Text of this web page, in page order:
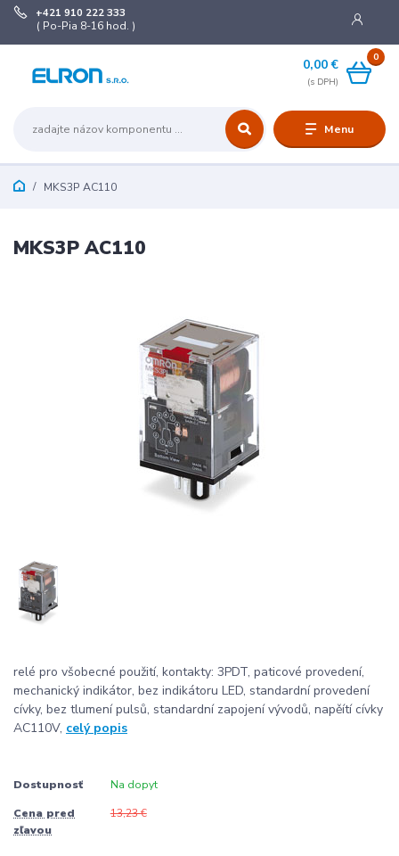
Menu
+421 910 222 333
( Po-Pia 8-16 hod. )
0
0,00 €
MKS3P AC110
MKS3P AC110
relé pro všobecné použití, kontakty: 3PDT, paticové provedení,
mechanický indikátor, bez indikátoru LED, standardní provedení
cívky, bez tlumení pulsů, standardní zapojení vývodů, napěítí cívky
AC110V, celý popis
Dostupnosť Na dopyt
Cena pred
zľavou
13,23 €